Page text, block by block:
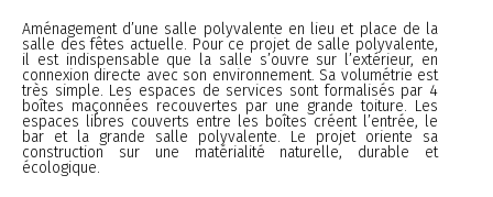
Aménagement d’une salle polyvalente en lieu et place de la
salle des fêtes actuelle. Pour ce projet de salle polyvalente,
il est indispensable que la salle s’ouvre sur l’extérieur, en
connexion directe avec son environnement. Sa volumétrie est
très simple. Les espaces de services sont formalisés par 4
boîtes maçonnées recouvertes par une grande toiture. Les
espaces libres couverts entre les boîtes créent l’entrée, le
bar et la grande salle polyvalente. Le projet oriente sa
construction sur une matérialité naturelle, durable et
écologique.